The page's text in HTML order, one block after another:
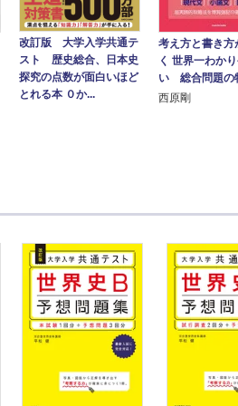
改訂版 大学入学共通テ
スト 歴史総合、日本史
探究の点数が面白いほど
とれる本 ０か...
考え方と書き方
く 世界一わか
い 総合問題の
西原剛